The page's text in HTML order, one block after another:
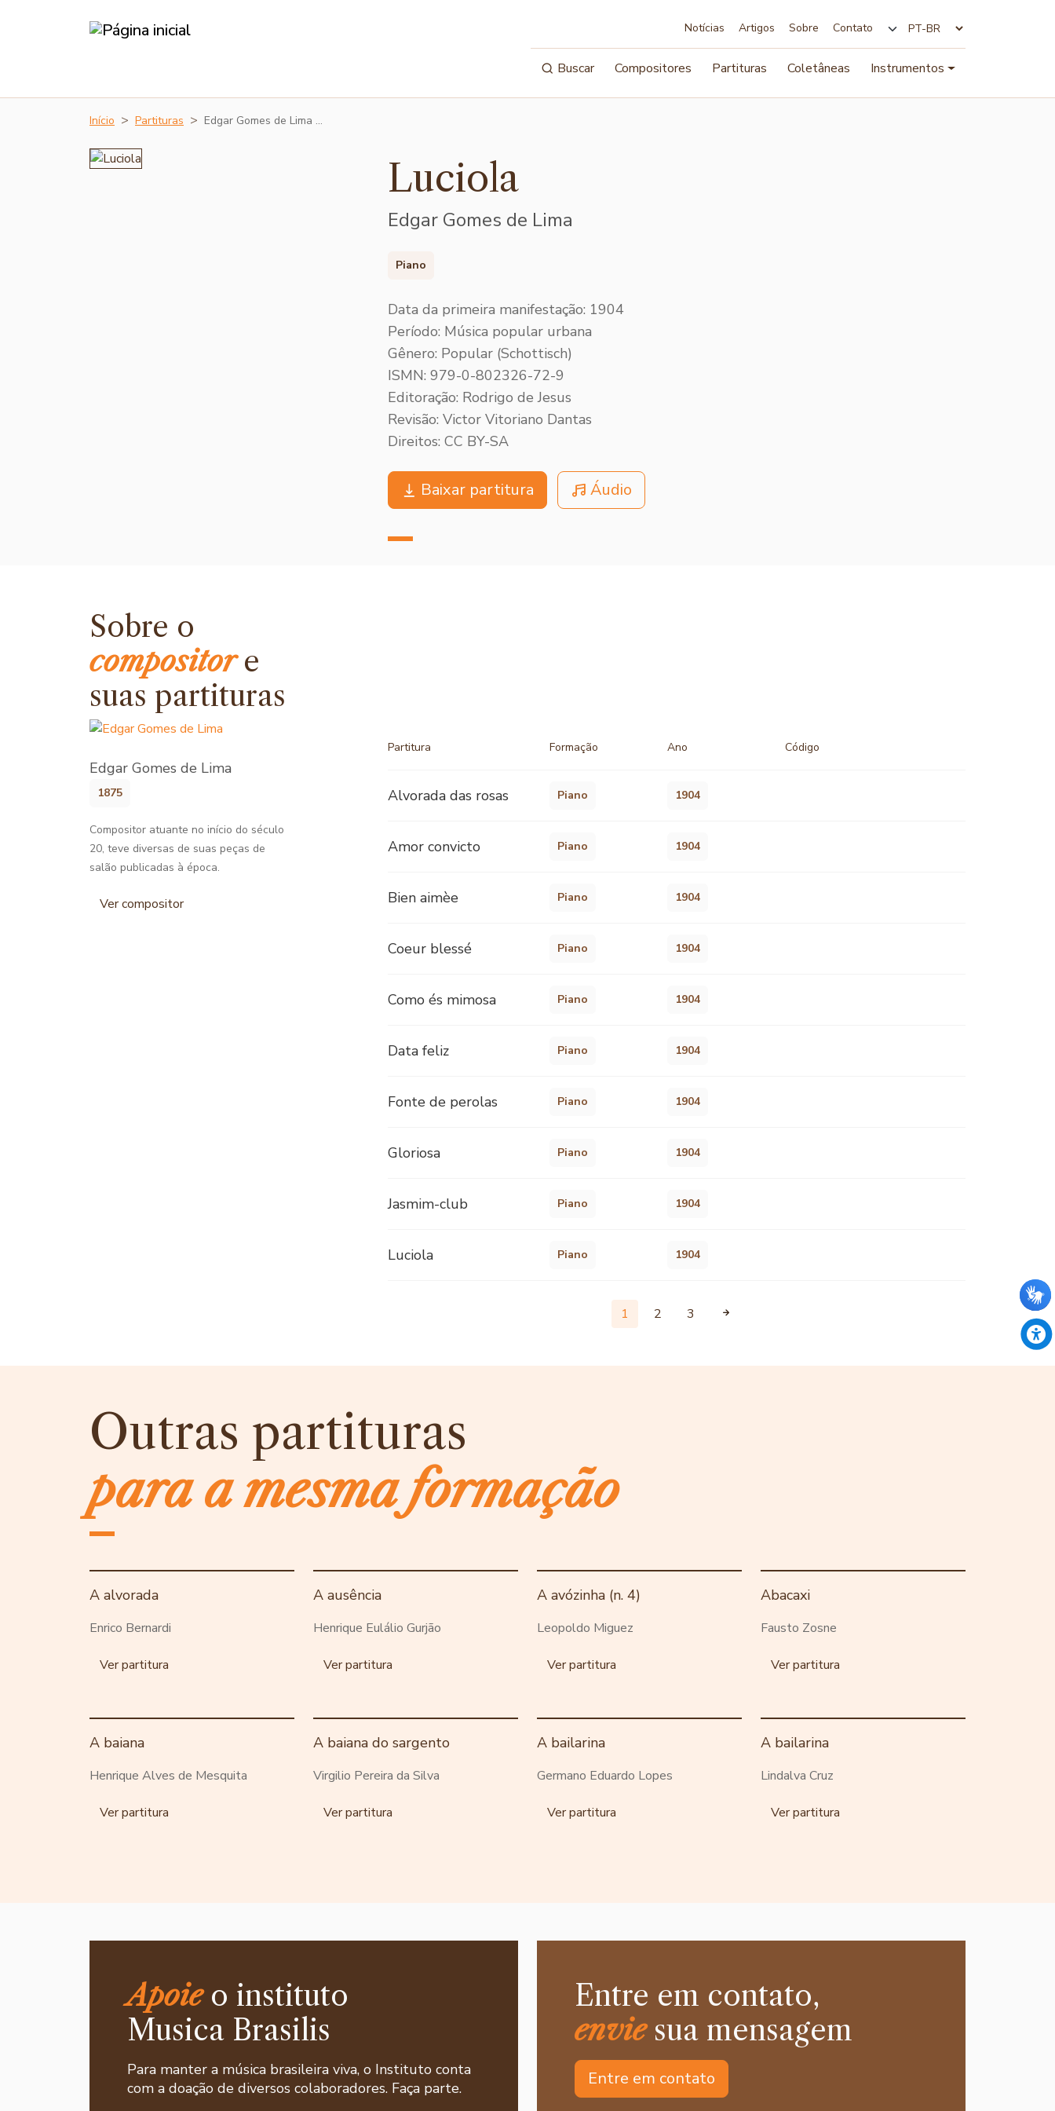
Notícias Artigos Sobre Contato
Buscar Compositores Partituras Coletâneas Instrumentos
Início Partituras Edgar Gomes de Lima …
Luciola
Edgar Gomes de Lima
Piano
Data da primeira manifestação: 1904
Período: Música popular urbana
Gênero: Popular (Schottisch)
ISMN: 979-0-802326-72-9
Editoração: Rodrigo de Jesus
Revisão: Victor Vitoriano Dantas
Direitos: CC BY-SA
Baixar partitura Áudio
Sobre o
compositore
suas partituras
Edgar Gomes de Lima
1875
Compositor atuante no início do século
20, teve diversas de suas peças de
salão publicadas à época.
Ver compositor
Partitura Formação Ano Código
Alvorada das rosas Piano 1904
Amor convicto Piano 1904
Bien aimèe Piano 1904
Coeur blessé Piano 1904
Como és mimosa Piano 1904
Data feliz Piano 1904
Fonte de perolas Piano 1904
Gloriosa Piano 1904
Jasmim-club Piano 1904
Luciola Piano 1904
1 2 3
Outras partituras
para a mesma formação
A alvorada
Enrico Bernardi
Ver partitura
A ausência
Henrique Eulálio Gurjão
Ver partitura
A avózinha (n. 4)
Leopoldo Miguez
Ver partitura
Abacaxi
Fausto Zosne
Ver partitura
A baiana
Henrique Alves de Mesquita
Ver partitura
A baiana do sargento
Virgilio Pereira da Silva
Ver partitura
A bailarina
Germano Eduardo Lopes
Ver partitura
A bailarina
Lindalva Cruz
Ver partitura
Apoieo instituto
Musica Brasilis
Para manter a música brasileira viva, o Instituto conta
com a doação de diversos colaboradores. Faça parte.
Entre em contato,
enviesua mensagem
Entre em contato